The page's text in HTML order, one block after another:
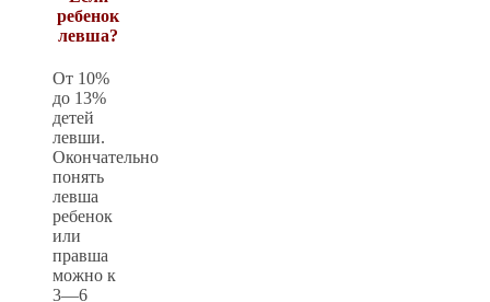
ребенок
левша?
От 10%
до 13%
детей
левши.
Окончательно
понять
левша
ребенок
или
правша
можно к
3—6